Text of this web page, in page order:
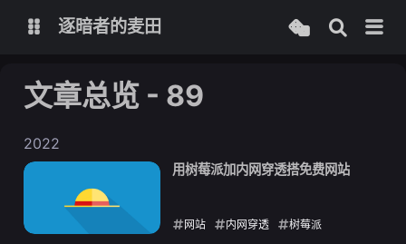
博客
服务监控
逐暗者的麦田
文章总览 - 89
2022
用树莓派加内网穿透搭免费网站
网站 内网穿透 树莓派